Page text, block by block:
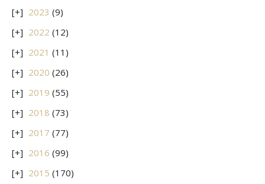
2023 (9)
2022 (12)
2021 (11)
2020 (26)
2019 (55)
2018 (73)
2017 (77)
2016 (99)
2015 (170)